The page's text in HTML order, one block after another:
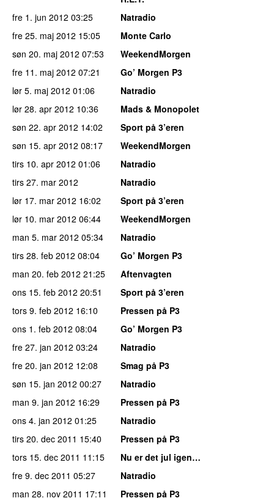
fre 1. jun 2012 03:25
Natradio
fre 25. maj 2012 15:05
Monte Carlo
søn 20. maj 2012 07:53
WeekendMorgen
fre 11. maj 2012 07:21
Go’ Morgen P3
lør 5. maj 2012 01:06
Natradio
lør 28. apr 2012 10:36
Mads & Monopolet
søn 22. apr 2012 14:02
Sport på 3’eren
søn 15. apr 2012 08:17
WeekendMorgen
tirs 10. apr 2012 01:06
Natradio
tirs 27. mar 2012
Natradio
lør 17. mar 2012 16:02
Sport på 3’eren
lør 10. mar 2012 06:44
WeekendMorgen
man 5. mar 2012 05:34
Natradio
tirs 28. feb 2012 08:04
Go’ Morgen P3
man 20. feb 2012 21:25
Aftenvagten
ons 15. feb 2012 20:51
Sport på 3’eren
tors 9. feb 2012 16:10
Pressen på P3
ons 1. feb 2012 08:04
Go’ Morgen P3
fre 27. jan 2012 03:24
Natradio
fre 20. jan 2012 12:08
Smag på P3
søn 15. jan 2012 00:27
Natradio
man 9. jan 2012 16:29
Pressen på P3
ons 4. jan 2012 01:25
Natradio
tirs 20. dec 2011 15:40
Pressen på P3
tors 15. dec 2011 11:15
Nu er det jul igen…
fre 9. dec 2011 05:27
Natradio
man 28. nov 2011 17:11
Pressen på P3